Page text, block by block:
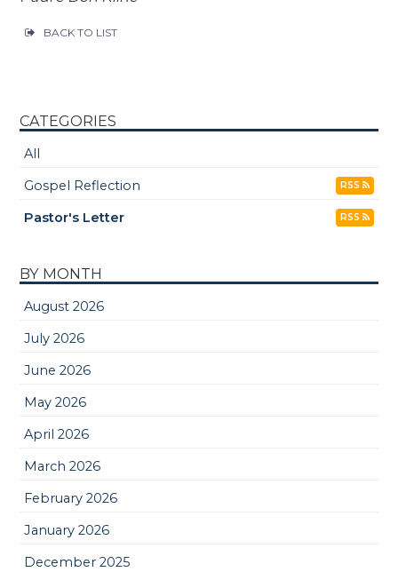
BACK TO LIST
CATEGORIES
All
Gospel Reflection
RSS
Pastor's Letter RSS
BY MONTH
August 2026
July 2026
June 2026
May 2026
April 2026
March 2026
February 2026
January 2026
December 2025